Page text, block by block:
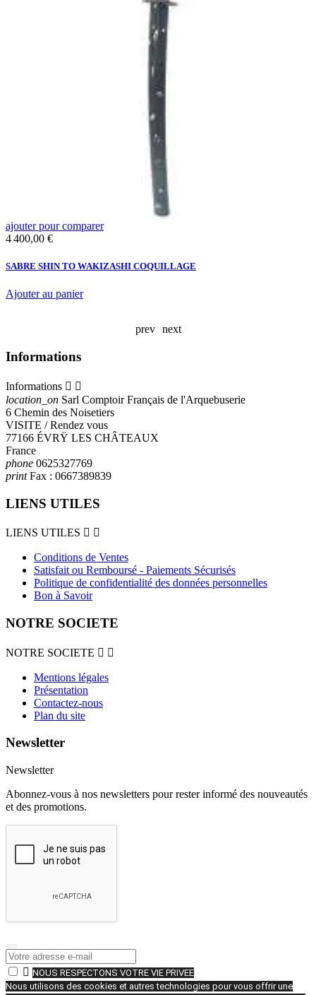
ajouter pour comparer
Prix
4 400,00 €
SABRE SHIN TO WAKIZASHI COQUILLAGE
Ajouter au panier
prev next
Informations
Informations  
location_on Sarl Comptoir Français de l'Arquebuserie
6 Chemin des Noisetiers
VISITE / Rendez vous
77166 ÉVRŸ LES CHÂTEAUX
France
phone 0625327769
printFax : 0667389839
LIENS UTILES
LIENS UTILES  
Conditions de Ventes
Satisfait ou Remboursé - Paiements Sécurisés
Politique de confidentialité des données personnelles
Bon à Savoir
NOTRE SOCIETE
NOTRE SOCIETE  
Mentions légales
Présentation
Contactez-nous
Plan du site
Newsletter
Newsletter
Abonnez-vous à nos newsletters pour rester informé des nouveautés
et des promotions.
 NOUS RESPECTONS VOTRE VIE PRIVEE
Nous utilisons des cookies et autres technologies pour vous offrir une